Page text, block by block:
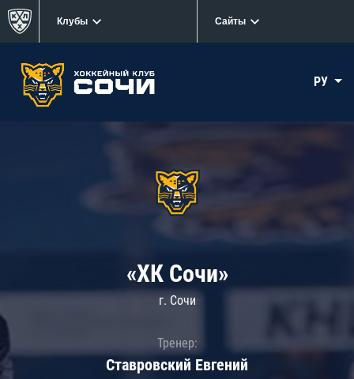
Клубы Сайты
РУ
«ХК Сочи»
г. Сочи
Тренер:
Ставровский Евгений